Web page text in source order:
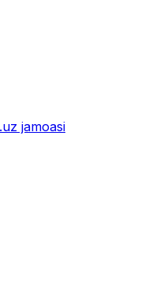
jamoasi